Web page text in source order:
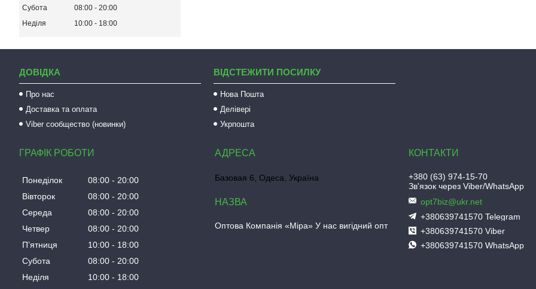
Субота
08:00
20:00
Неділя
10:00 18:00
ДОВІДКА
Про нас
Доставка та оплата
Viber сообщество (новинки)
ВІДСТЕЖИТИ ПОСИЛКУ
Нова Пошта
Делівері
Укрпошта
ГРАФІК РОБОТИ
Понеділок 08:00
20:00
Вівторок
08:00
20:00
Середа
08:00
20:00
Четвер
08:00
20:00
Пʼятниця
10:00
18:00
Субота
08:00
20:00
Неділя
10:00 18:00
Базовая 6, Одеса, Україна
Оптова Компанія «Міра» У нас вигідний опт
+380 (63) 974-15-70
Зв'язок через Viber/WhatsApp
opt7biz@ukr.net
+380639741570 Telegram
+380639741570 Viber
+380639741570 WhatsApp